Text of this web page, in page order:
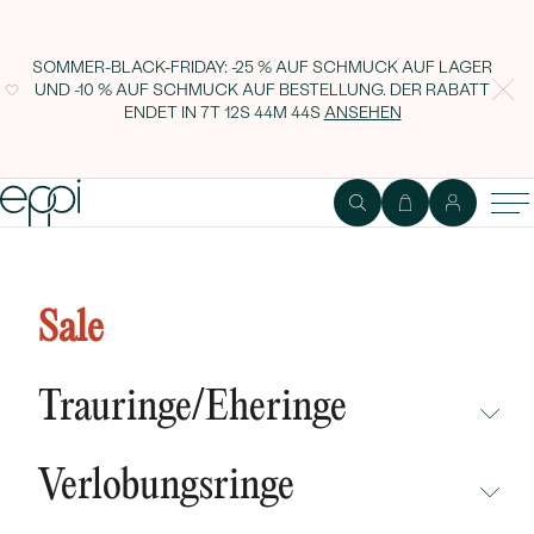
SOMMER-BLACK-FRIDAY: -25 % AUF SCHMUCK AUF LAGER
UND -10 % AUF SCHMUCK AUF BESTELLUNG. DER RABATT
ENDET IN 7T 12S 44M 43S ANSEHEN
Sale
Trauringe/Eheringe
NEUHEITEN
Verlobungsringe
mit schwarzem Opal Stowy